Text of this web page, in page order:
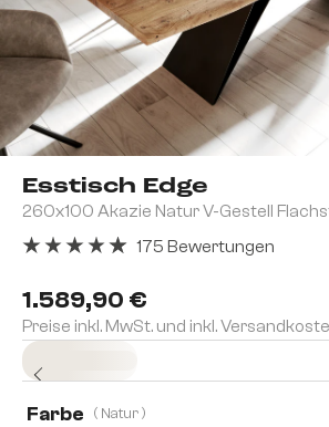
Esstisch Edge
260x100 Akazie Natur V-Gestell
1.589,90 €
Preise inkl. MwSt. und inkl.
175 Bewertungen
Farbe ( Natur )